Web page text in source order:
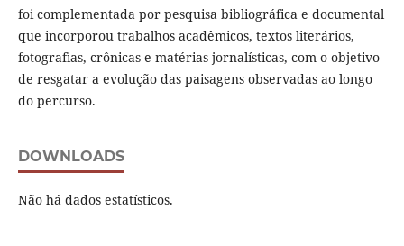
foi complementada por pesquisa bibliográfica e documental
que incorporou trabalhos acadêmicos, textos literários,
fotografias, crônicas e matérias jornalísticas, com o objetivo
de resgatar a evolução das paisagens observadas ao longo
do percurso.
DOWNLOADS
Não há dados estatísticos.